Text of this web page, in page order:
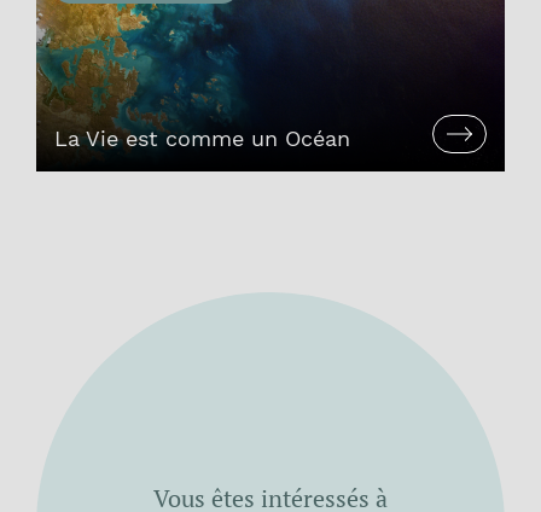
La Vie est comme un Océan
Vous êtes intéressés à